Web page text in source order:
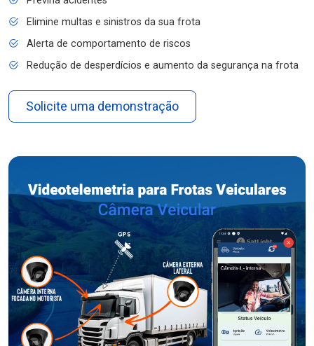
Elimine multas e sinistros da sua frota
Alerta de comportamento de riscos
Redução de desperdícios e aumento da segurança na frota
Solicite uma demonstração